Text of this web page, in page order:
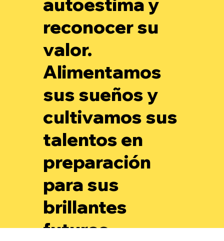
reconocer su
valor.
Alimentamos
sus sueños y
cultivamos sus
talentos en
preparación
para sus
brillantes
futuros.